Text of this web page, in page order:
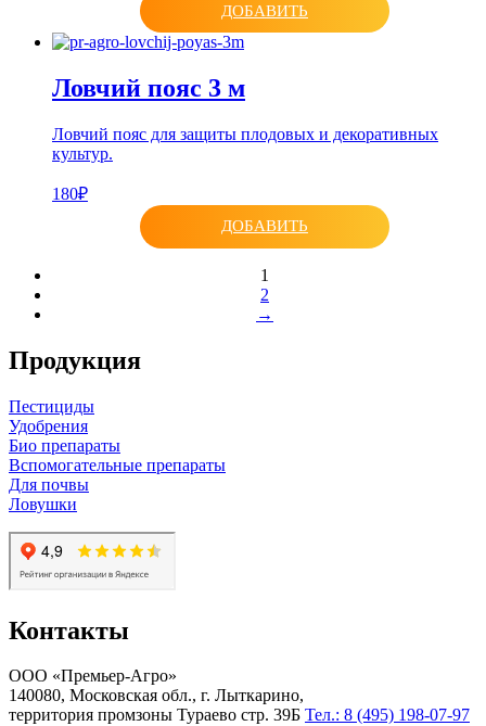
ДОБАВИТЬ
Ловчий пояс 3 м
Ловчий пояс для защиты плодовых и декоративных
культур.
180₽
ДОБАВИТЬ
1
2
→
Продукция
Пестициды
Удобрения
Био препараты
Вспомогательные препараты
Для почвы
Ловушки
Контакты
ООО «Премьер-Агро»
140080, Московская обл., г. Лыткарино,
территория промзоны Тураево стр. 39Б Тел.: 8 (495) 198-07-97